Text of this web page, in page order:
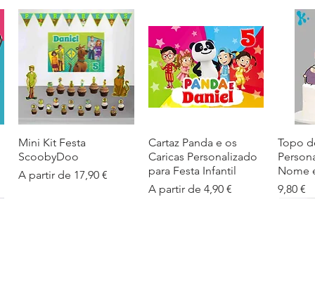
Visualização rápida
Mini Kit Festa
ScoobyDoo
A partir de 17,90 €
Preço promocional
Visualização rápida
Cartaz Panda e os
Caricas Personalizado
para Festa Infantil
A partir de 4,90 €
Preço promocional
Topo
Nome
Preço
9,80 €